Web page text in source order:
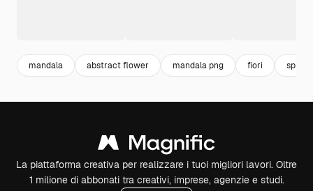
mandala abstract flower mandala png fiori spring
La piattaforma creativa per realizzare i tuoi migliori lavori. Oltre
1 milione di abbonati tra creativi, imprese, agenzie e studi.